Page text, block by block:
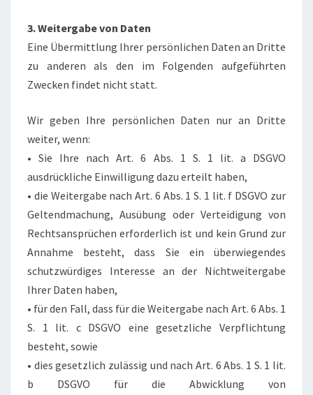
3. Weitergabe von Daten
Eine Übermittlung Ihrer persönlichen Daten an Dritte
zu anderen als den im Folgenden aufgeführten
Zwecken findet nicht statt.
Wir geben Ihre persönlichen Daten nur an Dritte
weiter, wenn:
• Sie Ihre nach Art. 6 Abs. 1 S. 1 lit. a DSGVO
ausdrückliche Einwilligung dazu erteilt haben,
• die Weitergabe nach Art. 6 Abs. 1 S. 1 lit. f DSGVO zur
Geltendmachung, Ausübung oder Verteidigung von
Rechtsansprüchen erforderlich ist und kein Grund zur
Annahme besteht, dass Sie ein überwiegendes
schutzwürdiges Interesse an der Nichtweitergabe
Ihrer Daten haben,
• für den Fall, dass für die Weitergabe nach Art. 6 Abs. 1
S. 1 lit. c DSGVO eine gesetzliche Verpflichtung
besteht, sowie
• dies gesetzlich zulässig und nach Art. 6 Abs. 1 S. 1 lit.
b DSGVO für die Abwicklung von